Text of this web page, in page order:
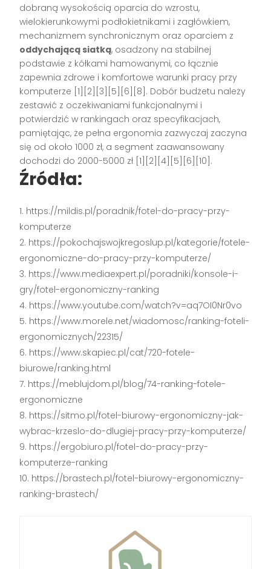
dobraną wysokością oparcia do wzrostu,
wielokierunkowymi podłokietnikami i zagłówkiem,
mechanizmem synchronicznym oraz oparciem z
oddychającą siatką, osadzony na stabilnej
podstawie z kółkami hamowanymi, co łącznie
zapewnia zdrowe i komfortowe warunki pracy przy
komputerze [1][2][3][5][6][8]. Dobór budżetu należy
zestawić z oczekiwaniami funkcjonalnymi i
potwierdzić w rankingach oraz specyfikacjach,
pamiętając, że pełna ergonomia zazwyczaj zaczyna
się od około 1000 zł, a segment zaawansowany
dochodzi do 2000-5000 zł [1][2][4][5][6][10].
Źródła:
https://mildis.pl/poradnik/fotel-do-pracy-przy-
komputerze
https://pokochajswojkregoslup.pl/kategorie/fotele-
ergonomiczne-do-pracy-przy-komputerze/
https://www.mediaexpert.pl/poradniki/konsole-i-
gry/fotel-ergonomiczny-ranking
https://www.youtube.com/watch?v=aq7OI0Nr0vo
https://www.morele.net/wiadomosc/ranking-foteli-
ergonomicznych/22315/
https://www.skapiec.pl/cat/720-fotele-
biurowe/ranking.html
https://meblujdom.pl/blog/74-ranking-fotele-
ergonomiczne
https://sitmo.pl/fotel-biurowy-ergonomiczny-jak-
wybrac-krzeslo-do-dlugiej-pracy-przy-komputerze/
https://ergobiuro.pl/fotel-do-pracy-przy-
komputerze-ranking
https://brastech.pl/fotel-biurowy-ergonomiczny-
ranking-brastech/